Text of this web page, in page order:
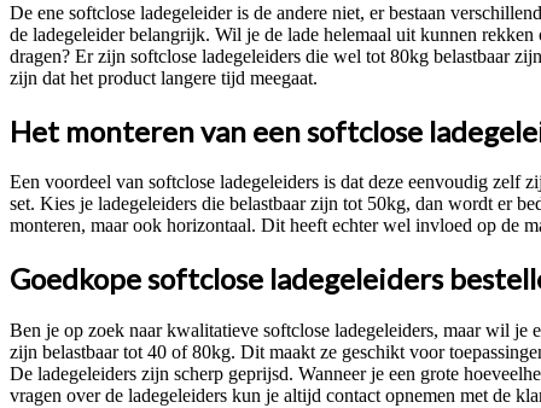
De ene softclose ladegeleider is de andere niet, er bestaan
de ladegeleider belangrijk. Wil je de lade helemaal uit kunnen
dragen? Er zijn softclose ladegeleiders die wel tot 80kg belastbaar
zijn dat het product langere tijd meegaat.
Het monteren van een softclose
Een voordeel van softclose ladegeleiders is dat deze eenvoudig zelf
set. Kies je ladegeleiders die belastbaar zijn tot 50kg, dan wordt er
monteren, maar ook horizontaal. Dit heeft echter wel invloed op de
Goedkope softclose ladegeleiders
Ben je op zoek naar kwalitatieve softclose ladegeleiders, maar wil je
zijn belastbaar tot 40 of 80kg. Dit maakt ze geschikt voor
De ladegeleiders zijn scherp geprijsd. Wanneer je een grote
vragen over de ladegeleiders kun je altijd contact opnemen met de